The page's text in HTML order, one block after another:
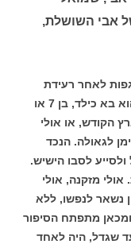
אבי השושלת,
לאחר רעידת
בן 7 או
הקודש, או אולי
לגאולה. הנכד
לסבו הישיש.
מזקנה, אולי
נשאר לנפשו, ללא
ומכאן מתפתח הסיפור
שגדל, היה לאחד